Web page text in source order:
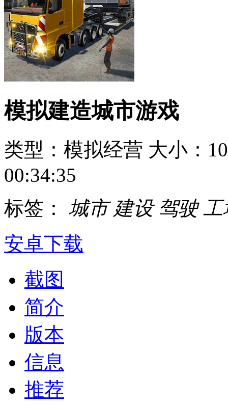
模拟建造城市游戏
类型：模拟经营 大小：
00:34:35
标签： 城市 建设 驾驶 工
安卓下载
截图
简介
版本
信息
推荐